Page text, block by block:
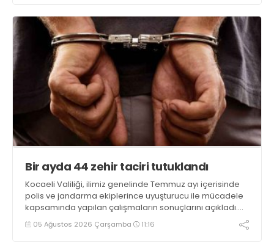
Bir ayda 44 zehir taciri tutuklandı
Kocaeli Valiliği, ilimiz genelinde Temmuz ayı içerisinde
polis ve jandarma ekiplerince uyuşturucu ile mücadele
kapsamında yapılan çalışmaların sonuçlarını açıkladı.
Çalışmalar sonucunda uyuşturucu ve uyarıcı madde
kullanan, ticaretini ve sevkiyatını yapan 44 şahıs
05 Ağustos 2026 Çarşamba 11:16